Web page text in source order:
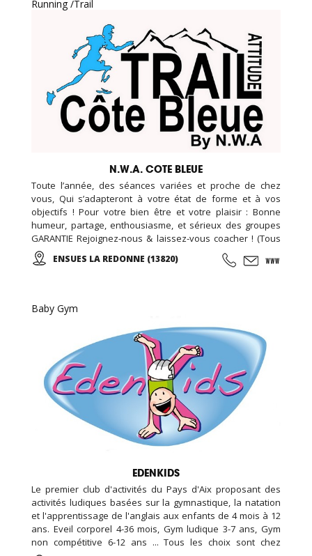
Running /Trail
N.W.A. COTE BLEUE
Toute l’année, des séances variées et proche de chez
vous, Qui s’adapteront à votre état de forme et à vos
objectifs ! Pour votre bien être et votre plaisir : Bonne
humeur, partage, enthousiasme, et sérieux des groupes
GARANTIE Rejoignez-nous & laissez-vous coacher ! (Tous
niveaux de pratique/ 5 séances semaine / évènements
proposés.)ENSUES LA REDONNE (13820)
Baby Gym
EDENKIDS
Le premier club d'activités du Pays d'Aix proposant des
activités ludiques basées sur la gymnastique, la natation
et l'apprentissage de l'anglais aux enfants de 4 mois à 12
ans. Eveil corporel 4-36 mois, Gym ludique 3-7 ans, Gym
non compétitive 6-12 ans ... Tous les choix sont chez